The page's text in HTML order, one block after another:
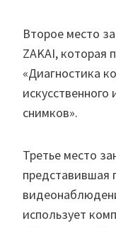
Второе место
ZAKAI, которая
«Диагностика
снимков».
Третье место
представившая
использует